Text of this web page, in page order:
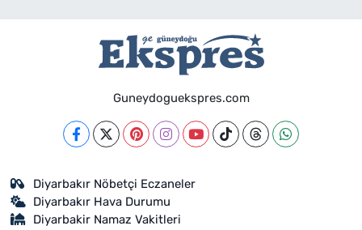
Guneydoguekspres.com
Diyarbakır Nöbetçi Eczaneler
Diyarbakır Hava Durumu
Diyarbakir Namaz Vakitleri